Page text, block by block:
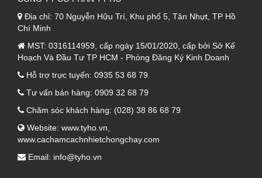
2. Ưu điểm của keo dán mút tiêu
âm, keo dán tiêu âm
Keo dán mút tiêu âm đem lại cho công trình
- Các loại keo dán mút tiêu âm đều giúp quá
trình thi công diễn ra dễ dàng hơn. Đặc biệt
với dạng xịt, chỉ cần xịt vào bề mặt cần sử
dụng. Sau đó, bọt xốp sẽ tự nở ra và lấp đầy
- Keo dán mút tiêu âm được đánh giá là loại
Địa chỉ: 70 Nguyễn Hữu Trí, Khu phố 5, Tân Nhựt, TP Hồ
Chí Minh
MST: 0316114959, cấp ngày 15/01/2020, cấp bởi Sở Kế
Hoạch Và Đầu Tư TP HCM - Phòng Đăng Ký Kinh Doanh
Hỗ trợ trực tuyến: 0935 53 68 79
Tư vấn bán hàng: 0909 32 68 79
Chăm sóc khách hàng: (028) 38 86 68 79
Website: www.tyho.vn
www.cachamcachnhietchongchay.com
Email: info@tyho.vn